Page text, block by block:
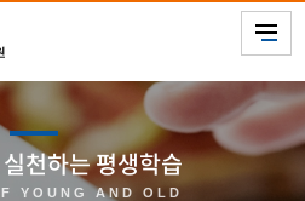
천하는 평생학습
YOUNG AND OLD